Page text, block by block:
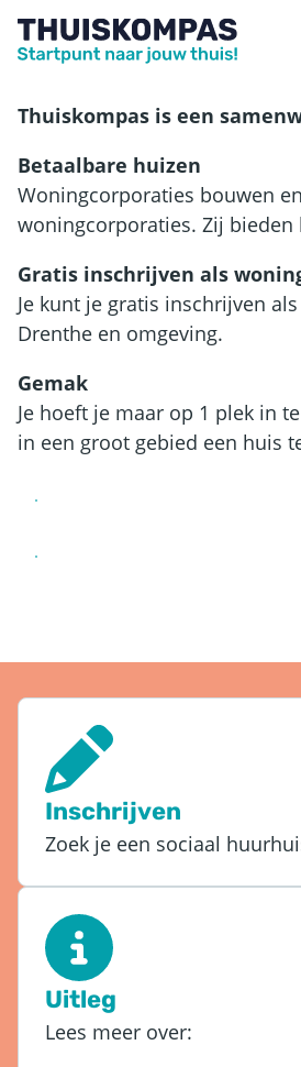
Thuiskompas is een
Betaalbare huizen
Woningcorporaties bouwen
woningcorporaties. Zij bieden
Gratis inschrijven als
Je kunt je gratis inschrijven
Drenthe en omgeving.
Gemak
Je hoeft je maar op 1 plek in
in een groot gebied een huis
Inschrijven
Zoek je een sociaal
Uitleg
Lees meer over: